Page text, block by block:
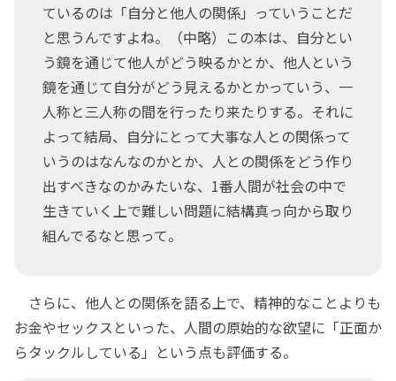
ているのは「自分と他人の関係」っていうことだ
と思うんですよね。（中略）この本は、自分とい
う鏡を通じて他人がどう映るかとか、他人という
鏡を通じて自分がどう見えるかとかっていう、一
人称と三人称の間を行ったり来たりする。それに
よって結局、自分にとって大事な人との関係って
いうのはなんなのかとか、人との関係をどう作り
出すべきなのかみたいな、1番人間が社会の中で
生きていく上で難しい問題に結構真っ向から取り
組んでるなと思って。
さらに、他人との関係を語る上で、精神的なことよりも
お金やセックスといった、人間の原始的な欲望に「正面か
らタックルしている」という点も評価する。